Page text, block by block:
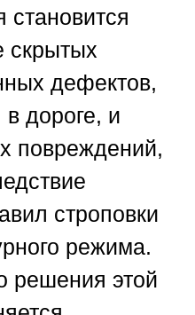
становится
скрытых
дефектов,
дороге, и
повреждений,
строповки
режима.
решения этой